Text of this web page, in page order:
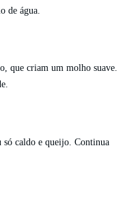
de água.
que criam um molho suave.
caldo e queijo. Continua